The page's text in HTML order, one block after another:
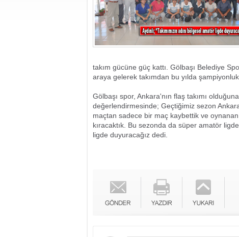
takım gücüne güç kattı. Gölbaşı Belediye
araya gelerek takımdan bu yılda
Gölbaşı spor, Ankara'nın flaş takımı
değerlendirmesinde; Geçtiğimiz sezon
maçtan sadece bir maç kaybettik ve
kıracaktık. Bu sezonda da süper amatör
ligde duyuracağız dedi.